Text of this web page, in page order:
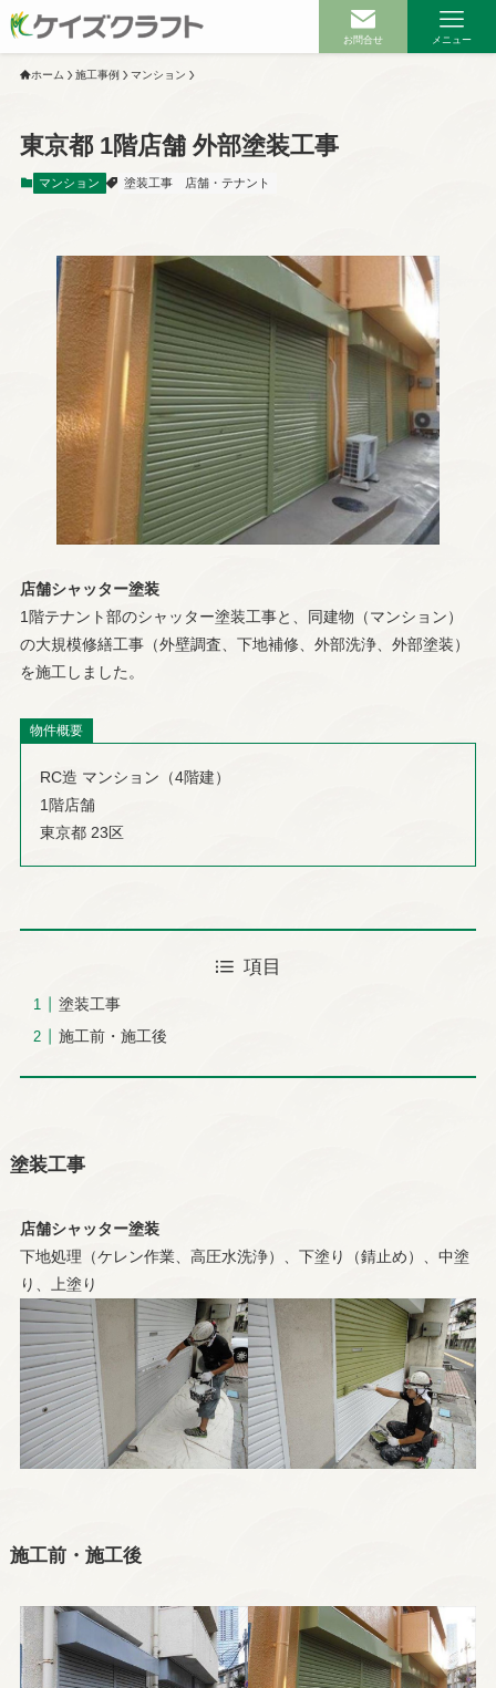
ビル・マンションのお客様へ 戸建て・アパートのお客様へ
不動産会社様・管理会社様へ 武蔵村山市のお客様へ
無足場工法について 雨漏り補修工事について
施工事例 工事の流れ
会社情報
よくあるご質問
お問合せ メニュー
ホーム 施工事例 マンション
東京都 1階店舗 外部塗装工事
マンション 塗装工事 店舗・テナント
店舗シャッター塗装
1階テナント部のシャッター塗装工事と、同建物（マンション）
の大規模修繕工事（外壁調査、下地補修、外部洗浄、外部塗装）
を施工しました。
物件概要
RC造 マンション（4階建）
1階店舗
東京都 23区
項目
塗装工事
施工前・施工後
塗装工事
店舗シャッター塗装
下地処理（ケレン作業、高圧水洗浄）、下塗り（錆止め）、中塗
り、上塗り
施工前・施工後